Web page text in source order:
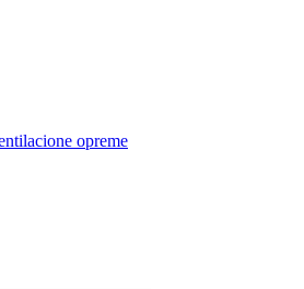
opreme